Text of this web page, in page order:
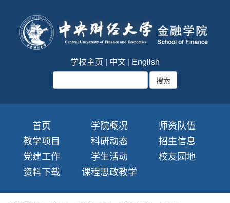
学校主页 | 中文 | English
首页 学院概况
师资队伍
教学项目
科研动态
招生信息
党建工作
学生活动
校友园地
资料下载
课程思政教学